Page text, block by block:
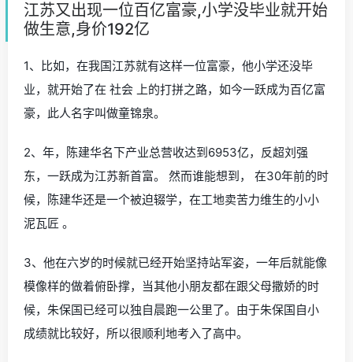
江苏又出现一位百亿富豪,小学没毕业就开始
做生意,身价192亿
1、比如，在我国江苏就有这样一位富豪，他小学还没毕
业，就开始了在 社会 上的打拼之路，如今一跃成为百亿富
豪，此人名字叫做童锦泉。
2、年，陈建华名下产业总营收达到6953亿，反超刘强
东，一跃成为江苏新首富。 然而谁能想到， 在30年前的时
候，陈建华还是一个被迫辍学，在工地卖苦力维生的小小
泥瓦匠 。
3、他在六岁的时候就已经开始坚持站军姿，一年后就能像
模像样的做着俯卧撑，当其他小朋友都在跟父母撒娇的时
候，朱保国已经可以独自晨跑一公里了。由于朱保国自小
成绩就比较好，所以很顺利地考入了高中。